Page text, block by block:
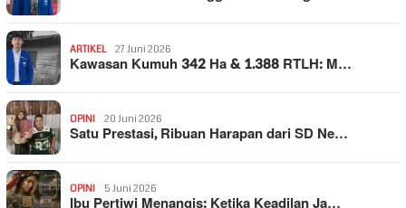
ARTIKEL 27 Juni 2026
Kawasan Kumuh 342 Ha & 1.388 RTLH: M…
OPINI 20 Juni 2026
Satu Prestasi, Ribuan Harapan dari SD Ne…
OPINI 5 Juni 2026